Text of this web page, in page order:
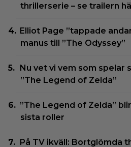
thrillerserie – se trailern
Elliot Page ”tappade
manus till ”The Odyssey”
Nu vet vi vem som spelar
”The Legend of Zelda”
”The Legend of Zelda”
sista roller
På TV ikväll: Bortglömda